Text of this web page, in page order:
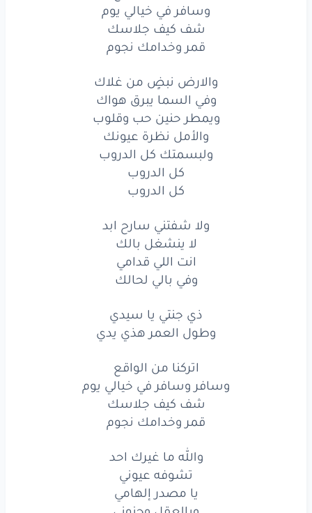
وفي السما يبرقهواك
ويمطرحنينحب
ويمطرحنين حب وقلوب
والأملنظرة عيونك
ولبسمتككلالدروب
كلالدروب
كلالدروب
ولاشفتنيسارح
ينشغلبالك
انتاللي قدامي
وفيبالي لحالك
لاينشغلبالك
انتاللي قدامي
جنتييا سيدي
وطول العمرهذي
وسافر في خيالي يوم
شف كيف جلاسك
قمر وخدامك نجوم
والارض نبضٍ من غلاك
وفي السما يبرق هواك
ويمطر حنين حب وقلوب
والأمل نظرة عيونك
ولبسمتك كل الدروب
كل الدروب
كل الدروب
ولا شفتني سارح ابد
لا ينشغل بالك
انت اللي قدامي
وفي بالي لحالك
ذي جنتي يا سيدي
وطول العمر هذي يدي
اتركنا من الواقع
وسافر وسافر في خيالي يوم
شف كيف جلاسك
قمر وخدامك نجوم
والله ما غيرك احد
تشوفه عيوني
يا مصدر إلهامي